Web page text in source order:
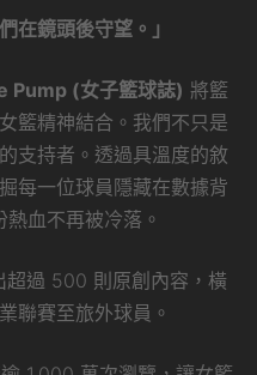
在鏡頭後守望。」
Pump (女子籃球誌) 將籃
籃精神結合。我們不只是
支持者。透過具溫度的敘
每一位球員隱藏在數據背
血不再被冷落。
超過 500 則原創內容，橫
聯賽至旅外球員。